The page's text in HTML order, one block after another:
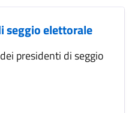
seggio elettorale
presidenti di seggio